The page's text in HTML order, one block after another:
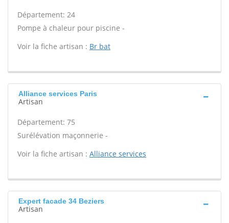
Département: 24
Pompe à chaleur pour piscine -
Voir la fiche artisan : Br bat
Alliance services Paris
Artisan
Département: 75
Surélévation maçonnerie -
Voir la fiche artisan : Alliance services
Expert facade 34 Beziers
Artisan